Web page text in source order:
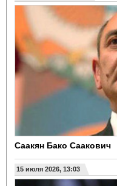
Саакян Бако Саакович
15 июля 2026, 13:03